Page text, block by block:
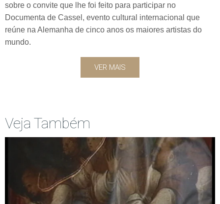
sobre o convite que lhe foi feito para participar no
Documenta de Cassel, evento cultural internacional que
reúne na Alemanha de cinco anos os maiores artistas do
mundo.
VER MAIS
Veja Também